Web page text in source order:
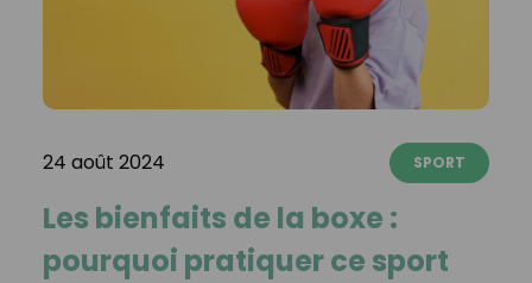
24 août 2024 SPORT
Les bienfaits de la boxe :
pourquoi pratiquer ce sport